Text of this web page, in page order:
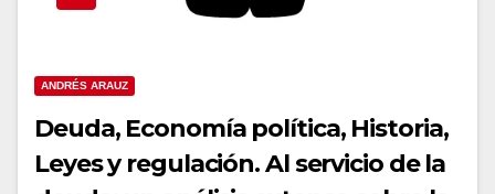
ANDRÉS ARAUZ
Deuda, Economía política, Historia,
Leyes y regulación. Al servicio de la